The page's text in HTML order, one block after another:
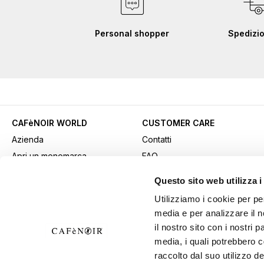
Questo sito web utilizza i
Utilizziamo i cookie per
media e per analizzare il
il nostro sito con i nostri
media, i quali potrebbero
raccolto dal suo utilizzo
Personal shopper
CAFèNOIR WORLD
Azienda
Apri un monomarca
CUSTOMER CARE
Contatti
FAQ
Pagamenti
Spedizioni
Resi e recessi
Avviso Sicurezza: attenzione
alle frodi